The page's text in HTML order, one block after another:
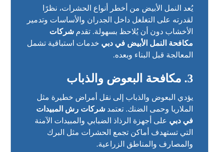
يُعد النمل الأبيض من أخطر أنواع الحشرات، نظرًا
لقدرته على التغلغل داخل الجدران والأساسات وتدمير
الأخشاب دون أن يُلاحظ بسهولة. تقدمشركات
مكافحة النمل الأبيض في دبي خدمات استباقية تشمل
المعالجة قبل البناء وبعده.
3. مكافحة البعوض والذباب
يؤدي البعوض والذباب إلى نقل أمراض خطيرة مثل
الملاريا وحمى الضنك. تعتمدشركات رش المبيدات
في دبي على أجهزة الرذاذ الضبابي والمبيدات الآمنة
التي تستهدف أماكن تجمع الحشرات مثل البرك
والمصارف والمناطق الزراعية.